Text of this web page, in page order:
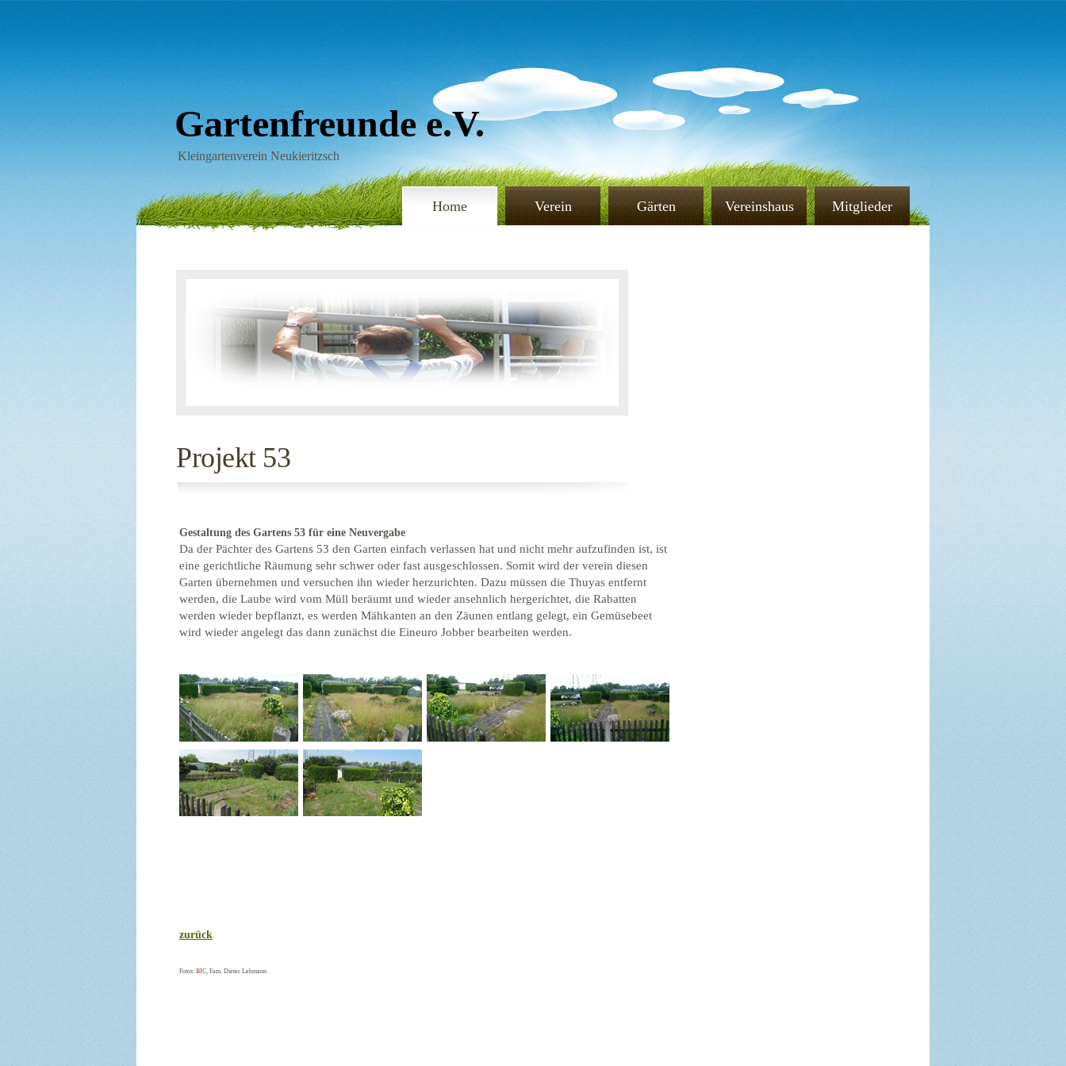
Gartenfreunde e.V.
Kleingartenverein Neukieritzsch
Home Verein Gärten Vereinshaus Mitglieder
Projekt 53
Gestaltung des Gartens 53 für eine Neuvergabe
Da der Pächter des Gartens 53 den Garten einfach verlassen hat und nicht mehr aufzufinden ist, ist
eine gerichtliche Räumung sehr schwer oder fast ausgeschlossen. Somit wird der verein diesen
Garten übernehmen und versuchen ihn wieder herzurichten. Dazu müssen die Thuyas entfernt
werden, die Laube wird vom Müll beräumt und wieder ansehnlich hergerichtet, die Rabatten
werden wieder bepflanzt, es werden Mähkanten an den Zäunen entlang gelegt, ein Gemüsebeet
wird wieder angelegt das dann zunächst die Eineuro Jobber bearbeiten werden.
zurück
Fotos: BIC, Fam. Dieter Lehmann